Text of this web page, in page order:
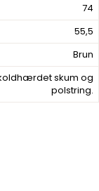
74
55,5
Brun
skum og
polstring.